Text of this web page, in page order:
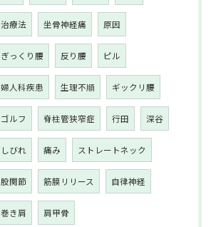
治療法 坐骨神経痛 原因
ぎっくり腰 反り腰 ピル
婦人科疾患 生理不順 ギックリ腰
ゴルフ 脊柱管狭窄症 行田 深谷
しびれ 痛み ストレートネック
股関節 筋膜リリース 自律神経
巻き肩 肩甲骨